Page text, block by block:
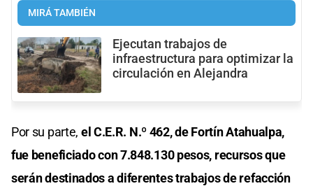
MIRÁ TAMBIÉN
Ejecutan trabajos de
infraestructura para optimizar la
circulación en Alejandra
Por su parte, el C.E.R. N.º 462, de Fortín Atahualpa,
fue beneficiado con 7.848.130 pesos, recursos que
serán destinados a diferentes trabajos de refacción